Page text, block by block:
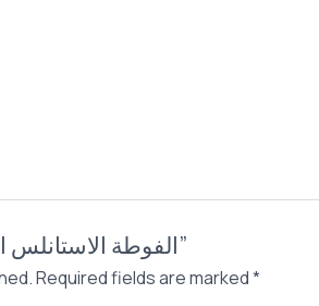
Be the first to review “الفوطة الاستانلس التريند”
Required fields are marked*